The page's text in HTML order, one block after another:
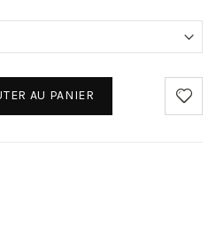
AU PANIER